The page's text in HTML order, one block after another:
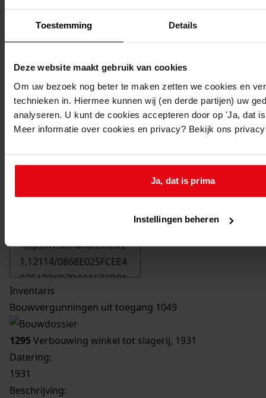
Toestemming Details
Deze website maakt gebruik van cookies
Om uw bezoek nog beter te maken zetten we cookies en
technieken in. Hiermee kunnen wij (en derde partijen) uw
analyseren. U kunt de cookies accepteren door op 'Ja, dat
Meer informatie over cookies en privacy? Bekijk ons
Ja, dat is prima
Instellingen beheren
Inventaris
Bouwvergunningen uit toegang 1049
1295Verbouwing winkel tot slagerij, 1931
Datering:
1931
Beschrijving: